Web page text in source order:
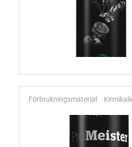
Förbrukningsmaterial